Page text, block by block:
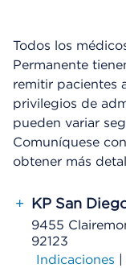
Todos los
Permanente
remitir pacientes
privilegios de
pueden variar
Comuníquese
obtener más
+ KP San
9455
92123
Indicaciones |